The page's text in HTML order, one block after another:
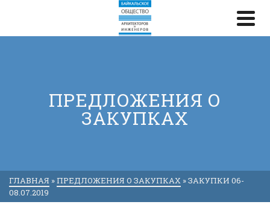
ПРЕДЛОЖЕНИЯ О
ЗАКУПКАХ
ГЛАВНАЯ »ПРЕДЛОЖЕНИЯ О ЗАКУПКАХ »ЗАКУПКИ 06-
08.07.2019